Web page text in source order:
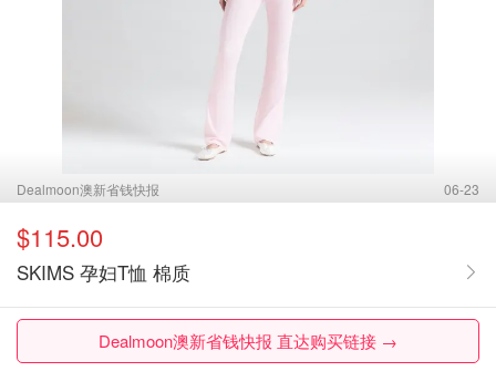
Dealmoon澳新省钱快报 06-23
$115.00
SKIMS 孕妇T恤 棉质
Dealmoon澳新省钱快报 直达购买链接 →